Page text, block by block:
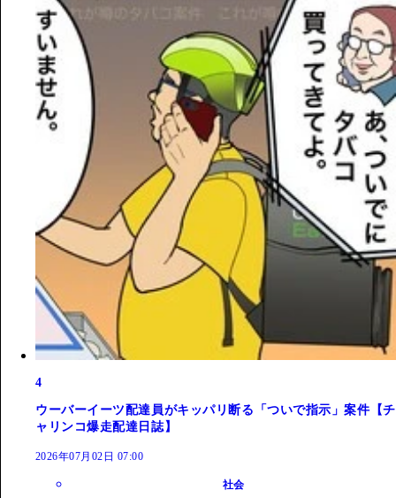
4
ウーバーイーツ配達員がキッパリ断る「ついで指示」案件【チ
ャリンコ爆走配達日誌】
2026年07月02日 07:00
社会